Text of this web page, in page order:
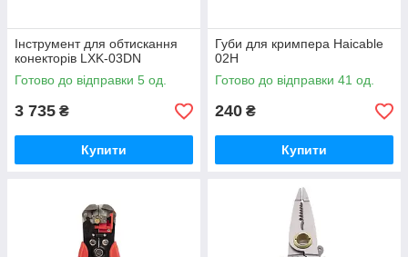
Інструмент для обтискання
конекторів LXK-03DN
Готово до відправки 5 од.
3 735 ₴
Купити
Губи для кримпера Haicable
02H
Готово до відправки 41 од.
240 ₴
Купити